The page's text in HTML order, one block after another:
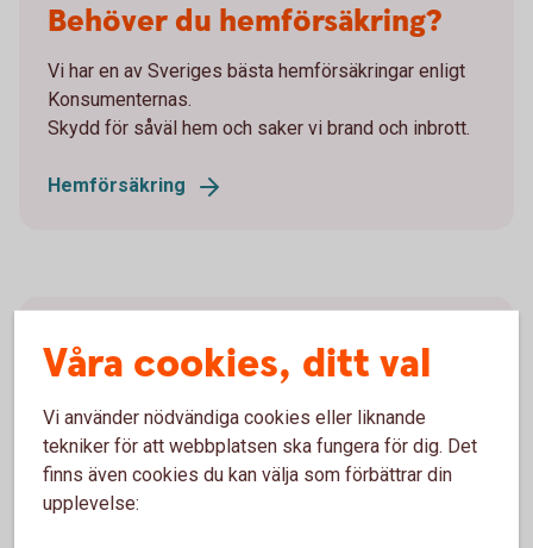
Behöver du hemförsäkring?
Vi har en av Sveriges bästa hemförsäkringar enligt
Konsumenternas.
Skydd för såväl hem och saker vi brand och inbrott.
Hemförsäkring
Jämför försäkringar
Är det svårt att veta vilken försäkring du ska välja?
Jämför försäkringar hos
Konsumenternas.se
Våra cookies, ditt val
Vi använder nödvändiga cookies eller liknande
tekniker för att webbplatsen ska fungera för dig. Det
finns även cookies du kan välja som förbättrar din
upplevelse: